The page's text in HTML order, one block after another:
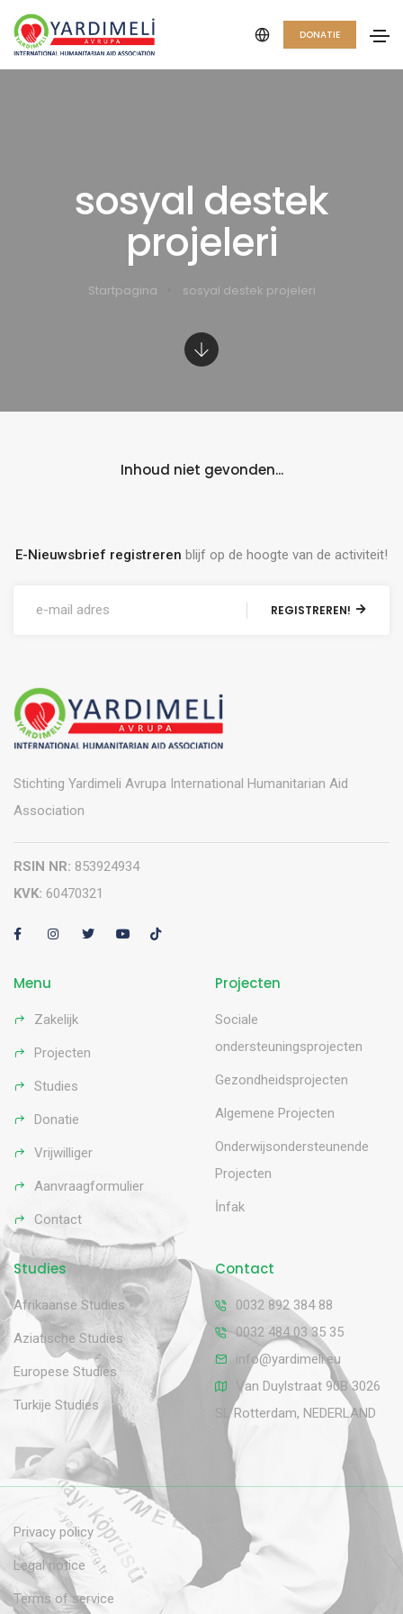
DONATIE
sosyal destek
projeleri
Startpagina sosyal destek projeleri
Inhoud niet gevonden...
E-Nieuwsbrief registreren blijf op de hoogte van de activiteit!
REGISTREREN!
Stichting Yardimeli Avrupa International Humanitarian Aid
Association
RSIN NR: 853924934
KVK: 60470321
Menu
Zakelijk
Projecten
Studies
Donatie
Vrijwilliger
Aanvraagformulier
Contact
Projecten
Sociale
ondersteuningsprojecten
Gezondheidsprojecten
Algemene Projecten
Onderwijsondersteunende
Projecten
İnfak
Studies
Afrikaanse Studies
Aziatische Studies
Europese Studies
Turkije Studies
Contact
0032 892 384 88
0032 484 03 35 35
info@yardimeli.eu
Van Duylstraat 90B 3026
SL Rotterdam, NEDERLAND
Privacy policy
Legal notice
Terms of service